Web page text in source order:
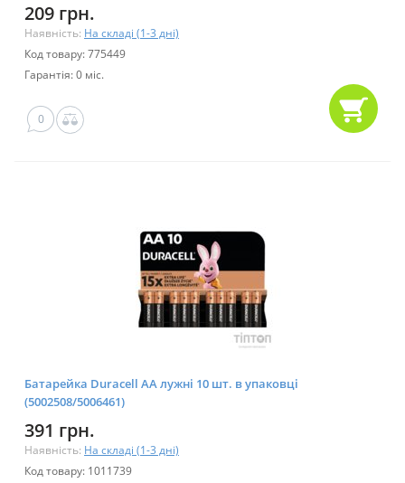
209 грн.
Наявність: На складі (1-3 дні)
Код товару: 775449
Гарантія: 0 міс.
0
Батарейка Duracell AA лужні 10 шт. в упаковці
(5002508/5006461)
391 грн.
Наявність: На складі (1-3 дні)
Код товару: 1011739